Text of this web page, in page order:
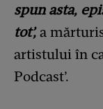
spun asta,
tot’, a
artistului în
Podcast’.